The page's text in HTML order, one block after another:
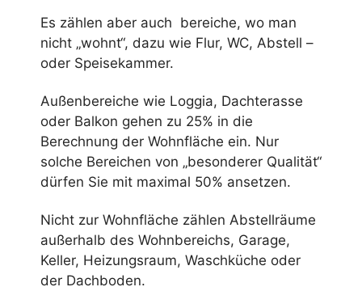
Es zählen aber auch bereiche, wo man
nicht „wohnt“, dazu wie Flur, WC, Abstell –
oder Speisekammer.
Außenbereiche wie Loggia, Dachterasse
oder Balkon gehen zu 25% in die
Berechnung der Wohnfläche ein. Nur
solche Bereichen von „besonderer Qualität“
dürfen Sie mit maximal 50% ansetzen.
Nicht zur Wohnfläche zählen Abstellräume
außerhalb des Wohnbereichs, Garage,
Keller, Heizungsraum, Waschküche oder
der Dachboden.